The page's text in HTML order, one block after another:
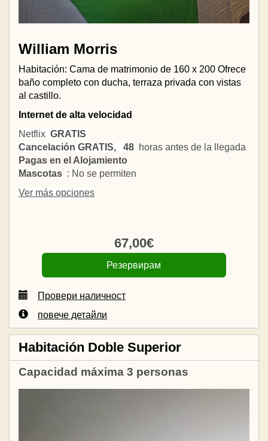
William Morris
Habitación: Cama de matrimonio de 160 x 200 Ofrece
baño completo con ducha, terraza privada con vistas
al castillo.
Internet de alta velocidad
Netflix GRATIS
Cancelación GRATIS, 48 horas antes de la llegada
Pagas en el Alojamiento
Mascotas : No se permiten
Ver más opciones
67,00€
Провери наличност
повече детайли
Habitación Doble Superior
Capacidad máxima 3 personas